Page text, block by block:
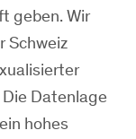
geben. Wir
Schweiz
Datenlage
hohes